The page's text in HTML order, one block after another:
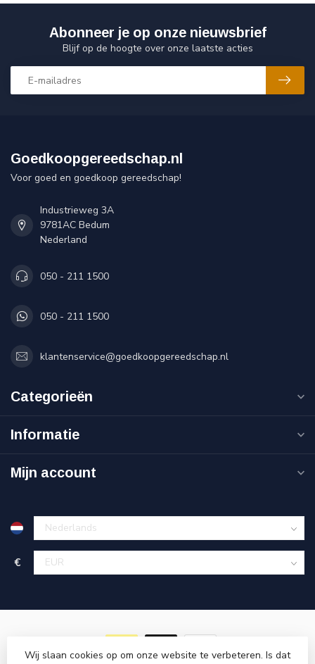
Abonneer je op onze nieuwsbrief
Blijf op de hoogte over onze laatste acties
Goedkoopgereedschap.nl
Voor goed en goedkoop gereedschap!
Industrieweg 3A
9781AC Bedum
Nederland
050 - 211 1500
050 - 211 1500
klantenservice@goedkoopgereedschap.nl
Categorieën
Informatie
Mijn account
€
Wij slaan cookies op om onze website te verbeteren. Is dat